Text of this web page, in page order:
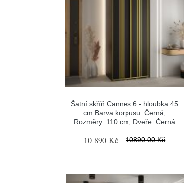
Šatní skříň Cannes 6 - hloubka 45
cm Barva korpusu: Černá,
Rozměry: 110 cm, Dveře: Černá
10 890 Kč 10890.00 Kč